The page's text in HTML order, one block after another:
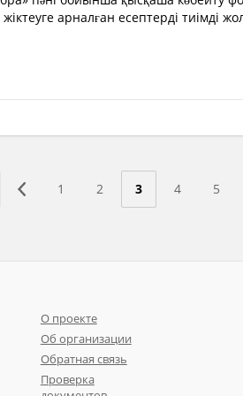
арналған есептерді тиімді
1 2 3 4 5
О проекте
Об организации
Обратная связь
Проверка